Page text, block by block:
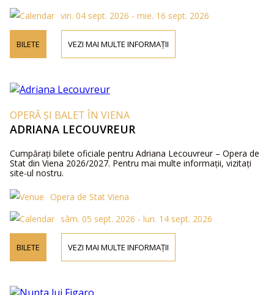
vin. 04 sept. 2026 - mie. 16 sept. 2026
BILETE VEZI MAI MULTE INFORMAȚII
OPERĂ ȘI BALET ÎN VIENA
ADRIANA LECOUVREUR
Cumpărați bilete oficiale pentru Adriana Lecouvreur – Opera de
Stat din Viena 2026/2027. Pentru mai multe informații, vizitați
site-ul nostru.
Opera de Stat Viena
sâm. 05 sept. 2026 - lun. 14 sept. 2026
BILETE VEZI MAI MULTE INFORMAȚII